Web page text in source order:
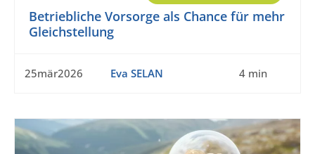
Betriebliche Vorsorge als Chance für mehr
Gleichstellung
25mär2026 Eva SELAN 4 min